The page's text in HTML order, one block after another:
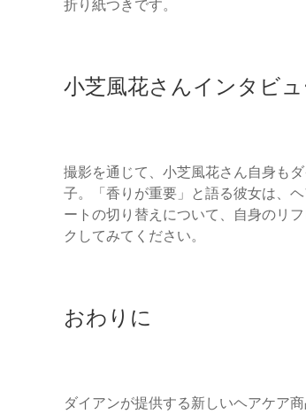
折り紙つきです。
小芝風花さんインタビュ
撮影を通じて、小芝風花さん自身も
子。「香りが重要」と語る彼女は、
ートの切り替えについて、自身のリ
クしてみてください。
おわりに
ダイアンが提供する新しいヘアケア